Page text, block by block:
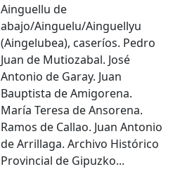
Ainguellu de
abajo/Ainguelu/Ainguellyu
(Aingelubea), caseríos. Pedro
Juan de Mutiozabal. José
Antonio de Garay. Juan
Bauptista de Amigorena.
María Teresa de Ansorena.
Ramos de Callao. Juan Antonio
de Arrillaga. Archivo Histórico
Provincial de Gipuzko...